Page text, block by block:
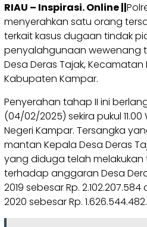
RIAU – Inspirasi. Online ||
menyerahkan satu orang
terkait kasus dugaan tindak
penyalahgunaan wewenang
Desa Deras Tajak, Kecamatan
Kabupaten Kampar.
Penyerahan tahap II ini
(04/02/2025) sekira pukul
Negeri Kampar. Tersangka
mantan Kepala Desa Deras
yang diduga telah melakukan
terhadap anggaran Desa
2019 sebesar Rp.
2020 sebesar Rp. 1.626.544.482.